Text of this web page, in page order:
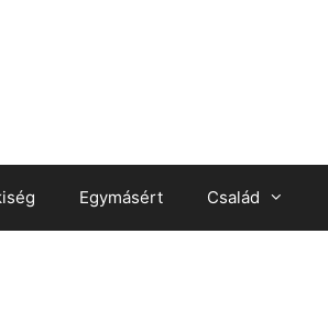
Egymásért Család